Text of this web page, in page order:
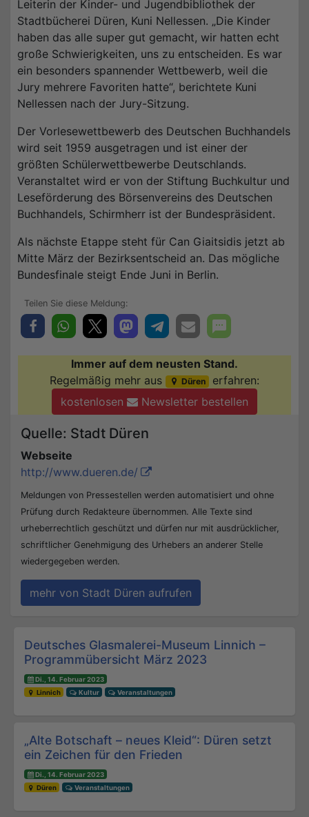
Leiterin der Kinder- und Jugendbibliothek der
Stadtbücherei Düren, Kuni Nellessen. „Die Kinder
haben das alle super gut gemacht, wir hatten echt
große Schwierigkeiten, uns zu entscheiden. Es war
ein besonders spannender Wettbewerb, weil die
Jury mehrere Favoriten hatte“, berichtete Kuni
Nellessen nach der Jury-Sitzung.
Der Vorlesewettbewerb des Deutschen Buchhandels
wird seit 1959 ausgetragen und ist einer der
größten Schülerwettbewerbe Deutschlands.
Veranstaltet wird er von der Stiftung Buchkultur und
Leseförderung des Börsenvereins des Deutschen
Buchhandels, Schirmherr ist der Bundespräsident.
Als nächste Etappe steht für Can Giaitsidis jetzt ab
Mitte März der Bezirksentscheid an. Das mögliche
Bundesfinale steigt Ende Juni in Berlin.
Immer auf dem neusten Stand.
Regelmäßig mehr aus
Düren
erfahren:
kostenlosen
Newsletter bestellen
Quelle: Stadt Düren
Webseite
http://www.dueren.de/
Meldungen von Pressestellen werden automatisiert und ohne
Prüfung durch Redakteure übernommen. Alle Texte sind
urheberrechtlich geschützt und dürfen nur mit ausdrücklicher,
schriftlicher Genehmigung des Urhebers an anderer Stelle
wiedergegeben werden.
mehr von Stadt Düren aufrufen
Beitrags-Navigation
Deutsches Glasmalerei-Museum Linnich –
Programmübersicht März 2023
Di., 14. Februar 2023
Linnich
Kultur Veranstaltungen
„Alte Botschaft – neues Kleid“: Düren setzt
ein Zeichen für den Frieden
Di., 14. Februar 2023
Düren
Veranstaltungen